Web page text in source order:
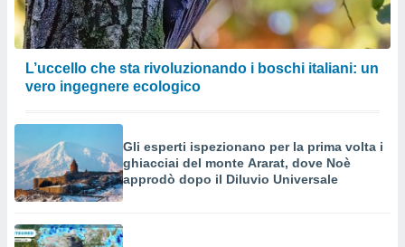
L’uccello che sta rivoluzionando i boschi italiani: un
vero ingegnere ecologico
Gli esperti ispezionano per la prima volta i
ghiacciai del monte Ararat, dove Noè
approdò dopo il Diluvio Universale